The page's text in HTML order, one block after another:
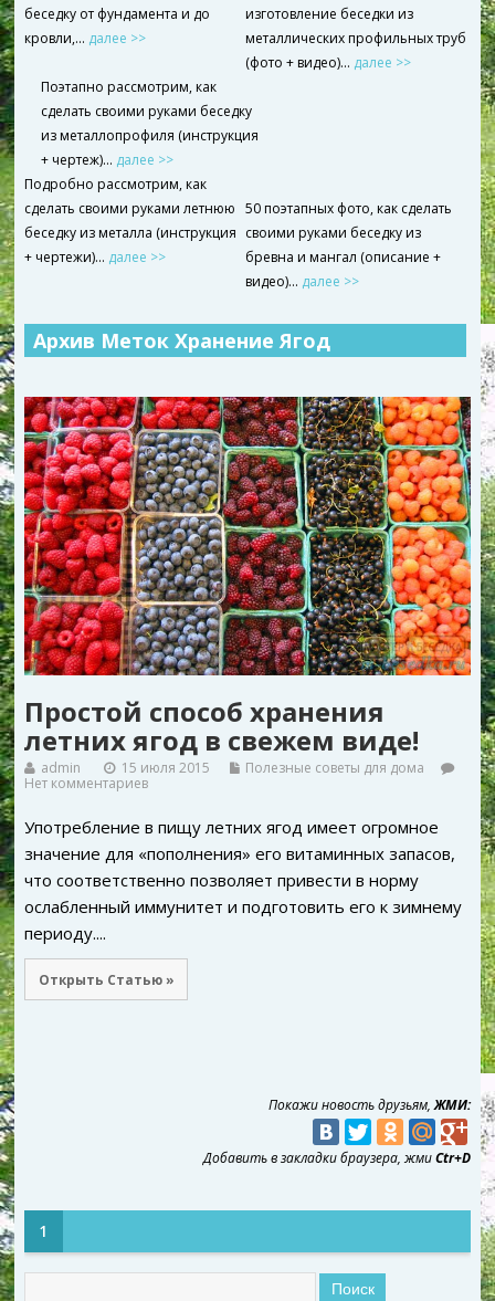
беседку от фундамента и до
кровли,... далее >>
изготовление беседки из
металлических профильных труб
(фото + видео)… далее >>
Поэтапно рассмотрим, как
сделать своими руками беседку
из металлопрофиля (инструкция
+ чертеж)… далее >>
Подробно рассмотрим, как
сделать своими руками летнюю
беседку из металла (инструкция
+ чертежи)… далее >>
50 поэтапных фото, как сделать
своими руками беседку из
бревна и мангал (описание +
видео)… далее >>
Архив Меток Хранение Ягод
Простой способ хранения
летних ягод в свежем виде!
admin 15 июля 2015
Полезные советы для дома
Нет комментариев
Употребление в пищу летних ягод имеет огромное
значение для «пополнения» его витаминных запасов,
что соответственно позволяет привести в норму
ослабленный иммунитет и подготовить его к зимнему
периоду....
Открыть Статью »
Покажи новость друзьям,ЖМИ:
Добавить в закладки браузера, жмиCtr+D
1